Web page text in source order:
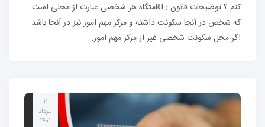
کنم ؟ توضیحات قانون : اقامتگاه هر شخصی عبارت از محلی است
که شخص در آنجا سکونت داشته و مرکز مهم امور نیز در آنجا باشد
اگر محل سکونت شخصی غیر از مرکز مهم امور…
۲
مرداد
۱۴۰۱